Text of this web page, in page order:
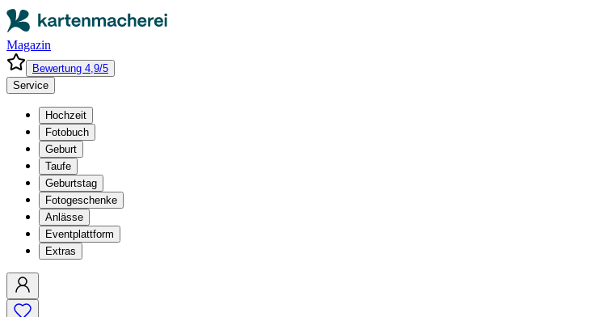
Magazin
Bewertung 4,9/5
Service
Hochzeit
Fotobuch
Geburt
Taufe
Geburtstag
Fotogeschenke
Anlässe
Eventplattform
Extras